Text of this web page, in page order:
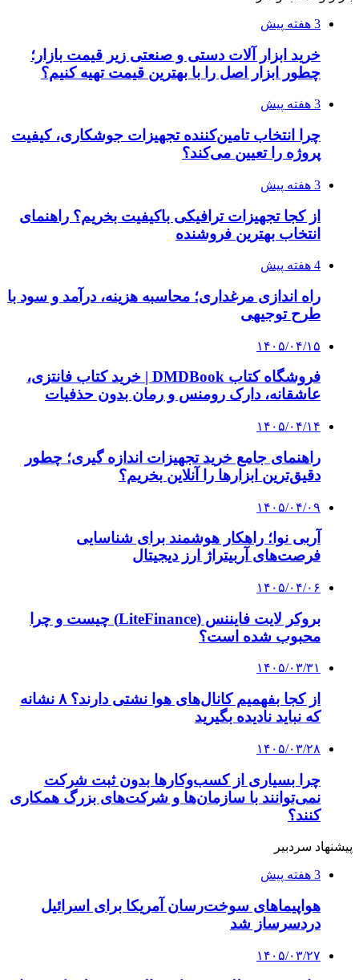
3 هفته پیش
خرید ابزار آلات دستی و صنعتی زیر قیمت بازار؛
چطور ابزار اصل را با بهترین قیمت تهیه کنیم؟
3 هفته پیش
چرا انتخاب تامین‌کننده تجهیزات جوشکاری، کیفیت
پروژه را تعیین می‌کند؟
3 هفته پیش
از کجا تجهیزات ترافیکی باکیفیت بخریم؟ راهنمای
انتخاب بهترین فروشنده
4 هفته پیش
راه اندازی مرغداری؛ محاسبه هزینه، درآمد و سود با
طرح توجیهی
۱۴۰۵/۰۴/۱۵
فروشگاه کتاب DMDBook | خرید کتاب فانتزی،
عاشقانه، دارک رومنس و رمان بدون حذفیات
۱۴۰۵/۰۴/۱۴
راهنمای جامع خرید تجهیزات اندازه گیری؛ چطور
دقیق‌ترین ابزارها را آنلاین بخریم؟
۱۴۰۵/۰۴/۰۹
آربی نوا؛ راهکار هوشمند برای شناسایی
فرصت‌های آربیتراژ ارز دیجیتال
۱۴۰۵/۰۴/۰۶
بروکر لایت فایننس (LiteFinance) چیست و چرا
محبوب شده است؟
۱۴۰۵/۰۳/۳۱
از کجا بفهمیم کانال‌های هوا نشتی دارند؟ ۸ نشانه
که نباید نادیده بگیرید
۱۴۰۵/۰۳/۲۸
چرا بسیاری از کسب‌وکارها بدون ثبت شرکت
نمی‌توانند با سازمان‌ها و شرکت‌های بزرگ همکاری
کنند؟
پیشنهاد سردبیر
3 هفته پیش
هواپیماهای سوخت‌رسان آمریکا برای اسرائیل
دردسرساز شد
۱۴۰۵/۰۳/۲۷